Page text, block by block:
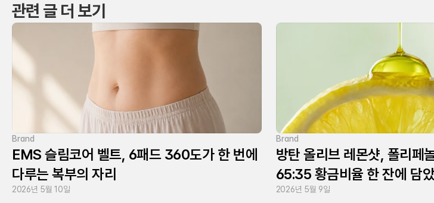
관련 글 더 보기
Brand
EMS 슬림코어 벨트, 6패드 360도가 한 번에
다루는 복부의 자리
2026년 5월 10일
Brand
방탄 올리브 레몬샷, 폴리페
65:35 황금비율 한 잔에 담
2026년 5월 9일